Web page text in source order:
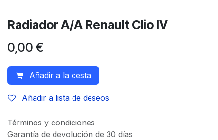
Radiador A/A Renault Clio IV
0,00 €
Añadir a la cesta
Añadir a lista de deseos
Términos y condiciones
Garantía de devolución de 30 días